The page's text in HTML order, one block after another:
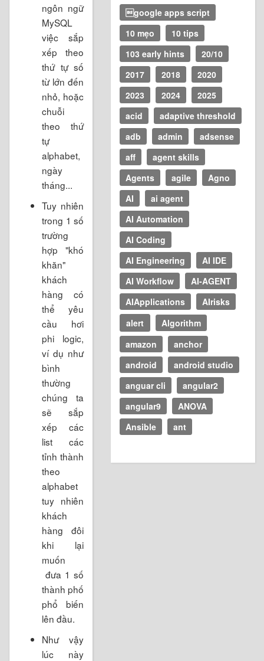
ngôn ngữ
MySQL
việc sắp
xếp theo
thứ tự số
từ lớn đến
nhỏ, hoặc
chuỗi
theo thứ
tự
alphabet,
ngày
tháng...
Tuy nhiên
trong 1 số
trường
hợp "khó
khăn"
khách
hàng có
thể yêu
cầu hơi
phi logic,
ví dụ như
bình
thường
chúng ta
sẽ sắp
xếp các
list các
tỉnh thành
theo
alphabet
tuy nhiên
khách
hàng đôi
khi lại
muốn
đưa 1 số
thành phố
phổ biến
lên đầu.
Như vậy
lúc này
google apps script
10 mẹo
10 tips
103 early hints
20/10
2017
2018
2020
2023
2024
2025
acid
adaptive threshold
adb
admin
adsense
aff
agent skills
Agents
agile
Agno
AI
ai agent
AI Automation
AI Coding
AI Engineering
AI IDE
AI Workflow
AI-AGENT
AIApplications
AIrisks
alert
Algorithm
amazon
anchor
android
android studio
anguar cli
angular2
angular9
ANOVA
Ansible
ant